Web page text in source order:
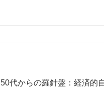
50代からの羅針盤：経済的